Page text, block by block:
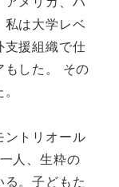
は大学レベ
支援組織で仕
した。 その
ントリオール
人、生粋の
。子どもた